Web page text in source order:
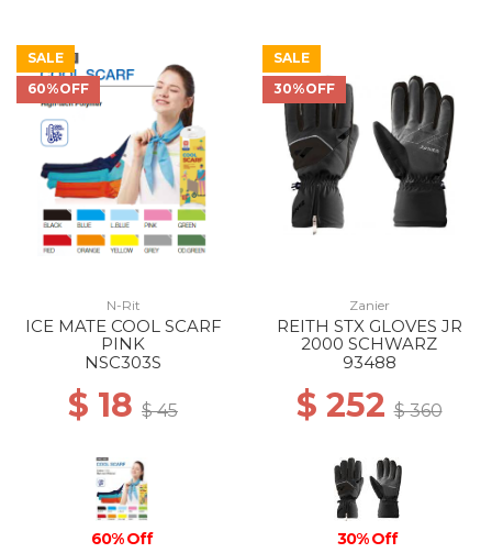
SALE
60%OFF
N-Rit
ICE MATE COOL SCARF
PINK
NSC303S
$ 18 $ 45
60% Off
SALE
30%OFF
Zanier
REITH STX GLOVES JR
2000 SCHWARZ
93488
$ 252$ 360
30% Off